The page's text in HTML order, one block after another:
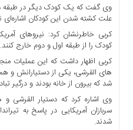
وی گفت که یک کودک دیگر در طبقه
علت کشته شدن این کودکان اشاره‌ای
کودک را از طبقه اول و دوم خارج کنند.
های القرشی، یکی از دستیارانش و
شد که بیرون از خانه بودند و درگیر
وی اشاره کرد که دستیار القرشی
سربازان آمریکایی در پاسخ به
شدند.